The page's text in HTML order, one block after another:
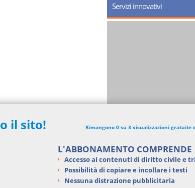
Servizi innovativi
il sito! Rimangono 0 su 3 visualizzazioni gratuite
L'ABBONAMENTO COMPRENDE
Accesso ai contenuti di diritto civile e
Possibilità di copiare e incollare i testi
Nessuna distrazione pubblicitaria